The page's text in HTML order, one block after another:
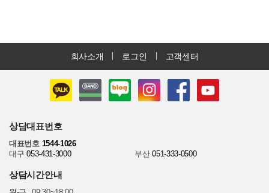
회사소개 로그인 고객센터
상담대표번호
대표번호 1544-1026
대구 053-431-3000 부산 051-333-0500
상담시간안내